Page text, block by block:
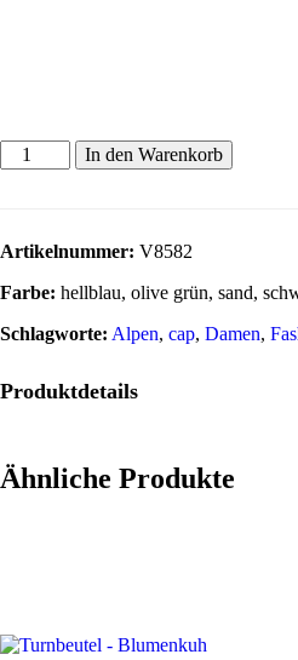
In den Warenkorb
Artikelnummer: V8582
Farbe: hellblau, olive grün, sand,
Schlagworte: Alpen, cap, Damen,
Produktdetails
Ähnliche Produkte